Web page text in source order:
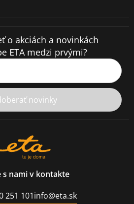
o akciách a novinkách
ETA medzi prvými?
novinky
s nami v kontakte
251 101info@eta.sk